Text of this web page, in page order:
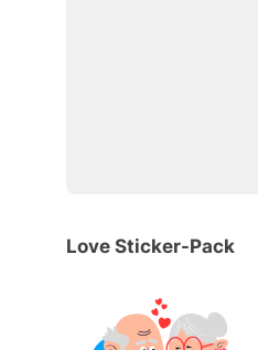
Love Sticker-Pack